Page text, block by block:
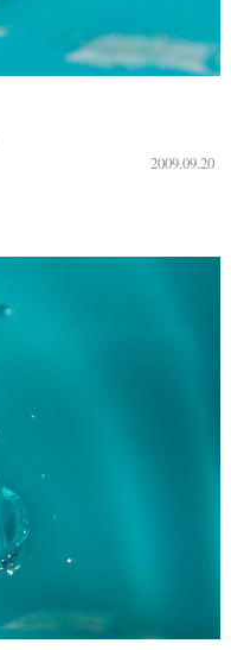
2009.09.20